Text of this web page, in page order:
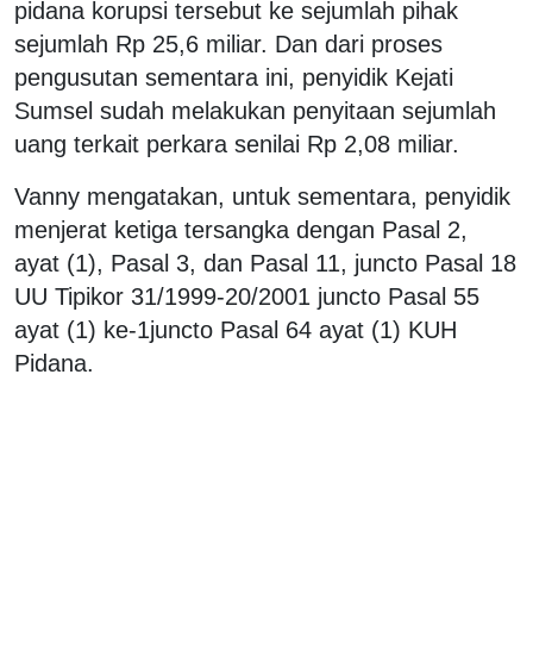
pidana korupsi tersebut ke sejumlah pihak
sejumlah Rp 25,6 miliar. Dan dari proses
pengusutan sementara ini, penyidik Kejati
Sumsel sudah melakukan penyitaan sejumlah
uang terkait perkara senilai Rp 2,08 miliar.
Vanny mengatakan, untuk sementara, penyidik
menjerat ketiga tersangka dengan Pasal 2,
ayat (1), Pasal 3, dan Pasal 11, juncto Pasal 18
UU Tipikor 31/1999-20/2001 juncto Pasal 55
ayat (1) ke-1juncto Pasal 64 ayat (1) KUH
Pidana.